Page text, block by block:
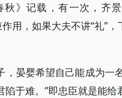
》记载，有一次，齐
用，如果大夫不讲“礼”
，晏婴希望自己能成为一
于难。”即忠臣就是能给